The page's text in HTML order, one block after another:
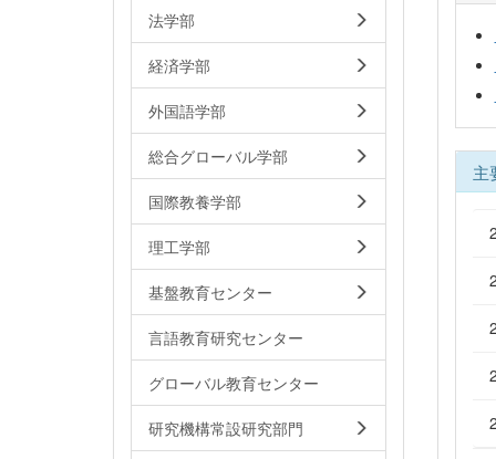
主
法学部
経済学部
外国語学部
総合グローバル学部
国際教養学部
理工学部
基盤教育センター
言語教育研究センター
グローバル教育センター
研究機構常設研究部門